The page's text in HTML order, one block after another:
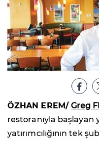
ÖZHAN EREM/ Greg
restoranıyla
yatırımcılığının tek